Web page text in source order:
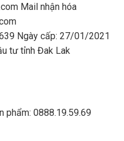
Mail nhận hóa
Ngày cấp: 27/01/2021
tư tỉnh Đak Lak
phẩm: 0888.19.59.69